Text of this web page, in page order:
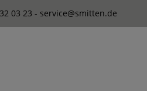
03 23 - service@smitten.de